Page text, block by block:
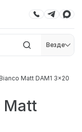
Везде
Matt DAM1 3x20
Matt